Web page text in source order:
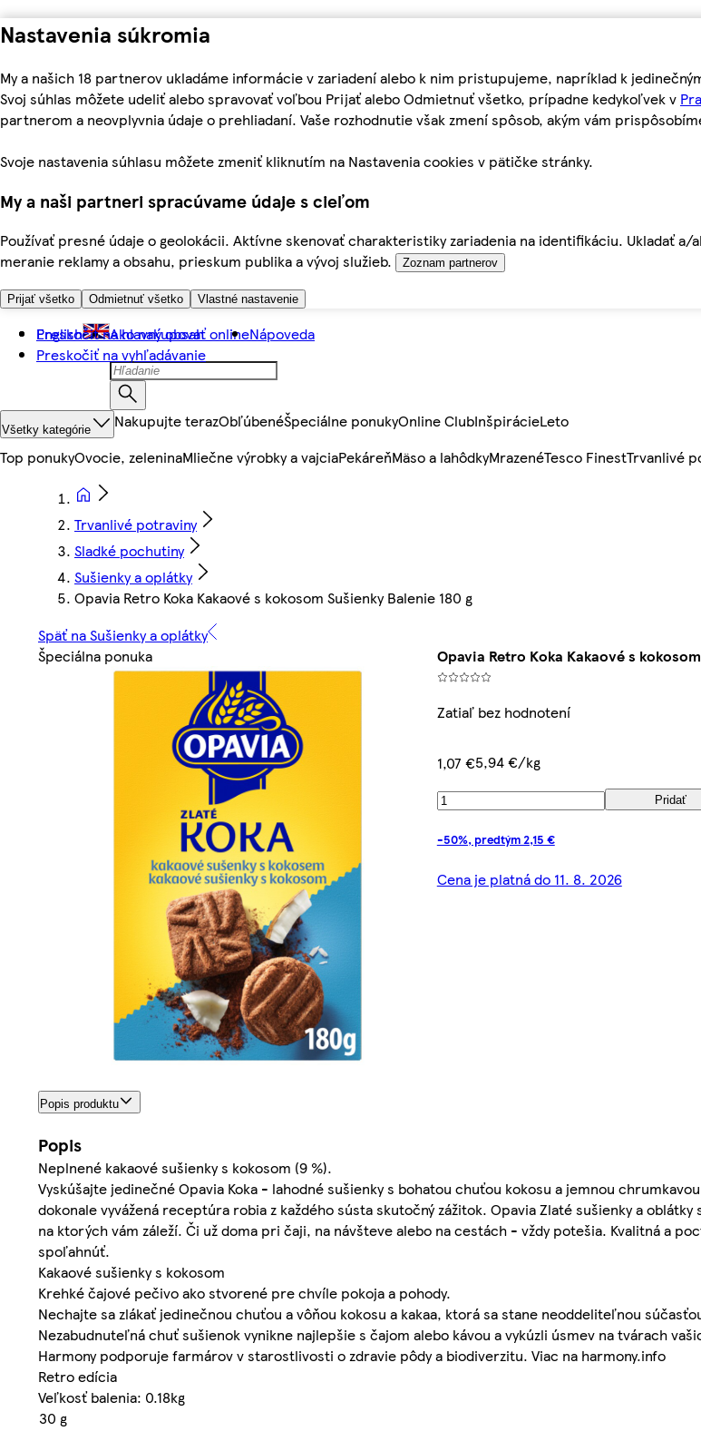
Nastavenia súkromia
My a našich 18 partnerov ukladáme informácie v zariadení alebo k nim pristupujeme, napríklad k
Svoj súhlas môžete udeliť alebo spravovať voľbou Prijať alebo Odmietnuť všetko, prípadne kedykoľvek v
partnerom a neovplyvnia údaje o prehliadaní. Vaše rozhodnutie však zmení spôsob, akým vám
Svoje nastavenia súhlasu môžete zmeniť kliknutím na Nastavenia cookies v pätičke stránky.
My a naši partneri spracúvame údaje s cieľom
Používať presné údaje o geolokácii. Aktívne skenovať charakteristiky zariadenia na identifikáciu. Ukladať
meranie reklamy a obsahu, prieskum publika a vývoj služieb.
Zoznam partnerov
Prijať všetko Odmietnuť všetko Vlastné nastavenie
Preskočiť na hlavný obsah
Preskočiť na vyhľadávanie
English Ako nakupovať onlineNápoveda
Všetky kategórie Nakupujte terazObľúbenéŠpeciálne ponukyOnline ClubInšpirácieLeto
Top ponukyOvocie, zeleninaMliečne výrobky a vajciaPekáreňMäso a lahôdkyMrazenéTesco FinestTrvanlivé
Trvanlivé potraviny
Sladké pochutiny
Sušienky a oplátky
Opavia Retro Koka Kakaové s kokosom Sušienky Balenie 180 g
Späť na Sušienky a oplátky
Špeciálna ponuka
Opavia Retro Koka Kakaové s
Zatiaľ bez hodnotení
1,07 €5,94 €/kg
Pridať
-50%, predtým 2,15 €
Cena je platná do 11. 8. 2026
Popis produktu
Popis
Neplnené kakaové sušienky s kokosom (9 %).
Vyskúšajte jedinečné Opavia Koka - lahodné sušienky s bohatou chuťou kokosu a jemnou
dokonale vyvážená receptúra robia z každého sústa skutočný zážitok. Opavia Zlaté sušienky a
na ktorých vám záleží. Či už doma pri čaji, na návšteve alebo na cestách - vždy potešia. Kvalitná a
spoľahnúť.
Kakaové sušienky s kokosom
Krehké čajové pečivo ako stvorené pre chvíle pokoja a pohody.
Nechajte sa zlákať jedinečnou chuťou a vôňou kokosu a kakaa, ktorá sa stane neoddeliteľnou
Nezabudnuteľná chuť sušienok vynikne najlepšie s čajom alebo kávou a vykúzli úsmev na tvárach
Harmony podporuje farmárov v starostlivosti o zdravie pôdy a biodiverzitu. Viac na harmony.info
Retro edícia
Veľkosť balenia: 0.18kg
30 g